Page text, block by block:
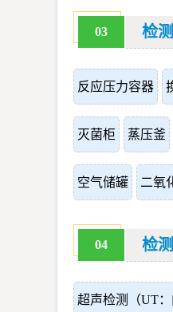
03 检
反应压力容器
灭菌柜 蒸压釜
空气储罐 二氧
04 检
超声检测（UT：